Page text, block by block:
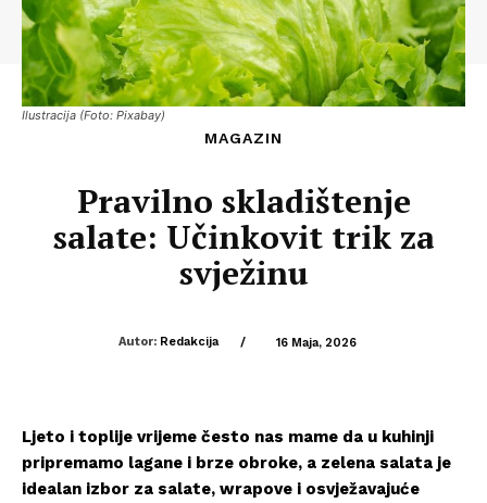
Ilustracija (Foto: Pixabay)
MAGAZIN
Pravilno skladištenje
salate: Učinkovit trik za
svježinu
Autor: Redakcija / 16 Maja, 2026
Ljeto i toplije vrijeme često nas mame da u kuhinji
pripremamo lagane i brze obroke, a zelena salata je
idealan izbor za salate, wrapove i osvježavajuće